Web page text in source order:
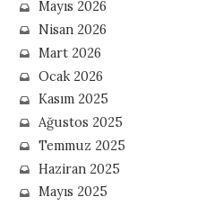
Mayıs 2026
Nisan 2026
Mart 2026
Ocak 2026
Kasım 2025
Ağustos 2025
Temmuz 2025
Haziran 2025
Mayıs 2025